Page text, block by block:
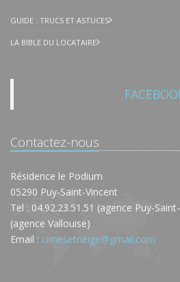
GUIDE : TRUCS ET ASTUCES
LA BIBLE DU LOCATAIRE
Contactez-nous
Résidence le Podium
05290 Puy-Saint-Vincent
Tel : 04.92.23.51.51 (agence Puy-
(agence Vallouise)
Email : cimesetneige@gmail.com